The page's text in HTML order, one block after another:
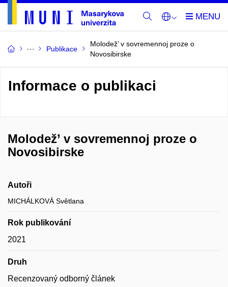
Publikace
Molodež’ v sovremennoj proze o
Novosibirske
Informace o publikaci
Molodež’ v sovremennoj proze o
Novosibirske
Autoři
MICHÁLKOVÁ Světlana
Rok publikování
2021
Druh
Recenzovaný odborný článek